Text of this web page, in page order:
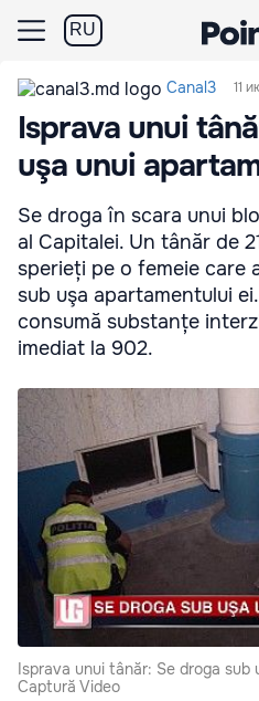
RU
Canal3 11
Isprava unui
uşa unui
Se droga în scara unui
al Capitalei. Un tânăr de
sperieți pe o femeie care
sub uşa apartamentului
consumă substanțe
imediat la 902.
Isprava unui tânăr: Se droga sub
Captură Video